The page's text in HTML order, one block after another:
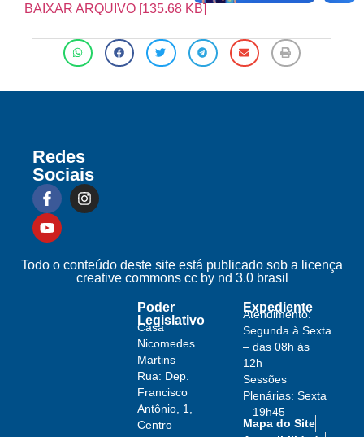
BAIXAR ARQUIVO [135.68 KB]
Redes
Sociais
Todo o conteúdo deste site está publicado sob a licença
creative commons cc by nd 3.0 brasil
Poder
Legislativo
Casa
Nicomedes
Martins
Rua: Dep.
Francisco
Antônio, 1,
Centro
Expediente
Atendimento:
Segunda à Sexta
– das 08h às
12h
Sessões
Plenárias: Sexta
– 19h45
Mapa do Site